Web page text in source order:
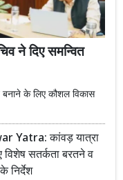
ने दिए समन्वित
के लिए कौशल विकास
Yatra: कांवड़ यात्रा
सतर्कता बरतने व
निर्देश